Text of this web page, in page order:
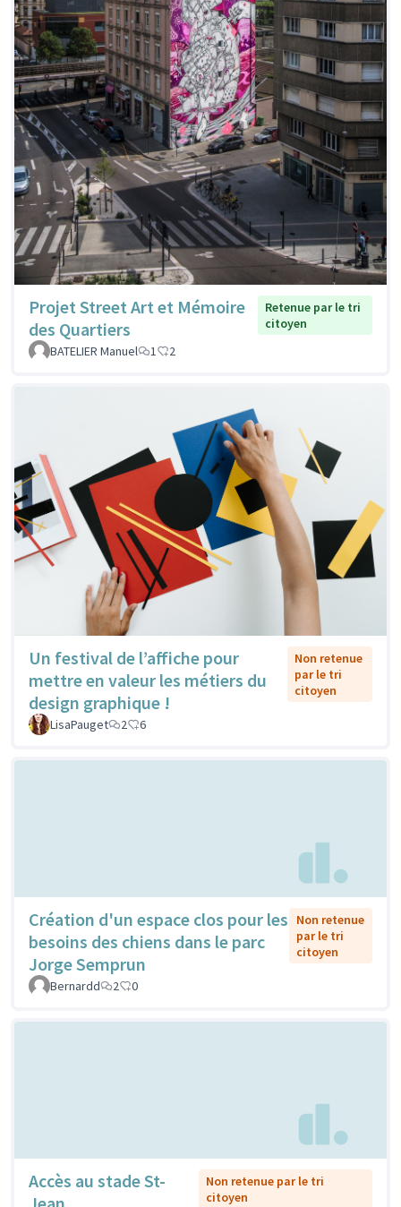
Projet Street Art et Mémoire
des Quartiers
Retenue par le tri
citoyen
BATELIER Manuel
1 2
Un festival de l’affiche pour
mettre en valeur les métiers du
design graphique !
Non retenue
par le tri
citoyen
LisaPauget 2 6
Création d'un espace clos pour les
besoins des chiens dans le parc
Jorge Semprun
Non retenue
par le tri
citoyen
Bernardd 2 0
Accès au stade St-
Non retenue par le tri
citoyen